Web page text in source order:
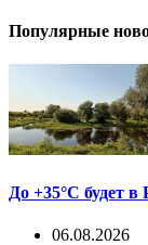
Популярные
До +35°С будет в
06.08.2026